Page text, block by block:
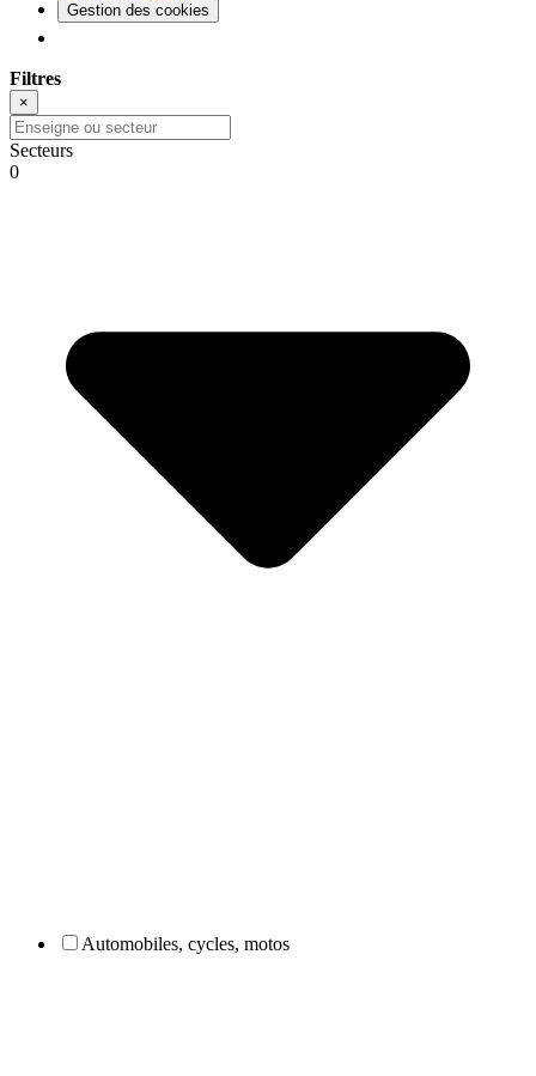
Gestion des cookies
Filtres
×
Secteurs
0
Automobiles, cycles, motos